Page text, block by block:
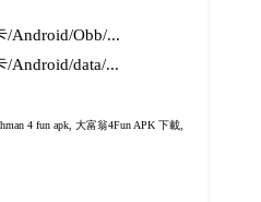
/Android/Obb/...
/Android/data/...
4 fun apk, 大富翁4Fun APK 下載,